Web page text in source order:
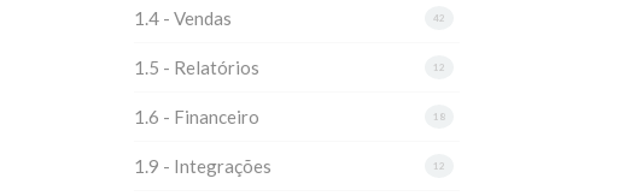
42
1.4 - Vendas
12
1.5 - Relatórios
18
1.6 - Financeiro
12
1.9 - Integrações